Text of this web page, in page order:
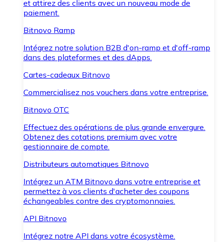
et attirez des clients avec un nouveau mode de
paiement.
Bitnovo Ramp
Intégrez notre solution B2B d'on-ramp et d'off-ramp
dans des plateformes et des dApps.
Cartes-cadeaux Bitnovo
Commercialisez nos vouchers dans votre entreprise.
Bitnovo OTC
Effectuez des opérations de plus grande envergure.
Obtenez des cotations premium avec votre
gestionnaire de compte.
Distributeurs automatiques Bitnovo
Intégrez un ATM Bitnovo dans votre entreprise et
permettez à vos clients d'acheter des coupons
échangeables contre des cryptomonnaies.
API Bitnovo
Intégrez notre API dans votre écosystème.